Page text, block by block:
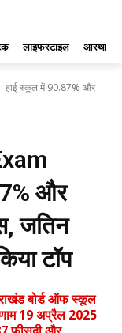
लाइफस्टाइल आस्था
स्कूल में 90.87% और
और
जतिन
टॉप
बोर्ड ऑफ स्कूल
19 अप्रैल 2025